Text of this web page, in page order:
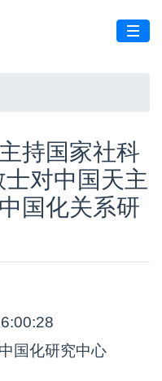
持国家社科
士对中国天主
国化关系研
国化研究中心